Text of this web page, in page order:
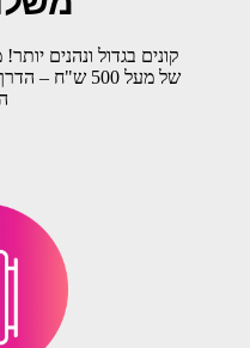
קונים בגדול ונהנים
של מעל 500